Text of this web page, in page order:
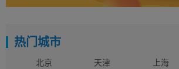
热门城市
北京 天津 上海